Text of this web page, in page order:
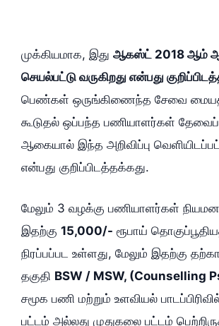
முக்கியமாக, இது ஆகஸ்ட் 2018 ஆம்
செயல்பட்டு வருகிறது என்பது
பெண்கள் ஒருங்கிணைந்த சேவை
கூடுதல் ஒப்பந்த பணியாளர்கள்
ஆகையால் இந்த அறிவிப்பு
என்பது குறிப்பிடத்தக்கது.
மேலும் 3 வழக்கு பணியாளர்கள்
இதற்கு 15,000/- ரூபாய்
நிரப்பப்பட உள்ளது, மேலும் இதற்கு
தகுதி BSW / MSW, (Counselling
சமூக பணி மற்றும் உளவியல்
பட்டம் அல்லது முதுகலை பட்டம்